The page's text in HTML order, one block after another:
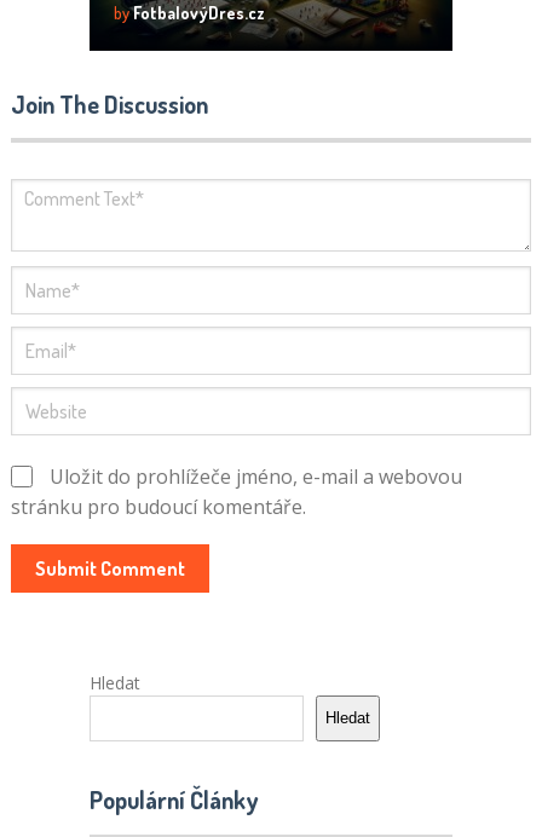
byFotbalovýDres.cz
Join The Discussion
Uložit do prohlížeče jméno, e-mail a webovou
stránku pro budoucí komentáře.
Hledat
Hledat
Populární Články